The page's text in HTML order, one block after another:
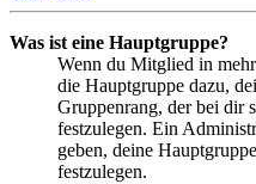
Was ist eine Hauptgruppe?
Wenn du Mitglied in
die Hauptgruppe dazu,
Gruppenrang, der bei dir
festzulegen. Ein
geben, deine
festzulegen.